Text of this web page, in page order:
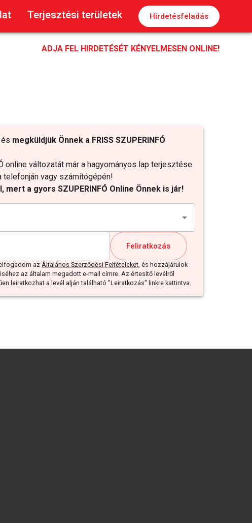
Terjesztési területek Hirdetésfeladás
ADJA FEL HIRDETÉSÉT KÉNYELMESEN ONLINE!
megküldjük Önnek a FRISS SZUPERINFÓ
online változatát már a hagyományos lap terjesztése
telefonján vagy számítógépén!
mert a gyors SZUPERINFÓ Online Önnek is jár!
Feliratkozás
az Általános Szerződési Feltételeket, és hozzájárulok
az általam megadott e-mail címre. Az értesítő levélről
leiratkozhat a levél alján található "Leiratkozás" linkre kattintva.